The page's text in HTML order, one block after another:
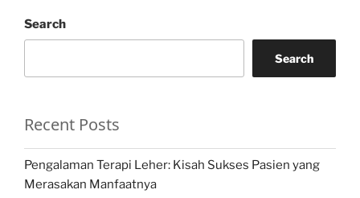
Search
Search
Recent Posts
Pengalaman Terapi Leher: Kisah Sukses Pasien yang
Merasakan Manfaatnya